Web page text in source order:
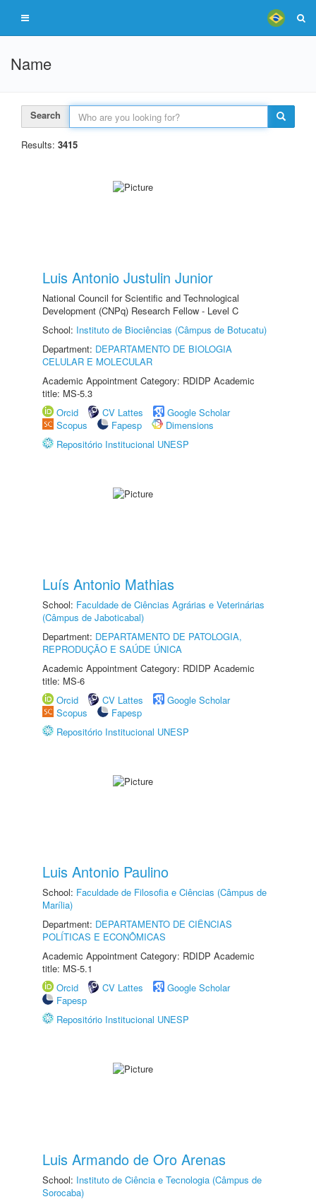
Name
Search
Results: 3415
Luis Antonio Justulin Junior
National Council for Scientific and Technological
Development (CNPq) Research Fellow - Level C
School: Instituto de Biociências (Câmpus de Botucatu)
Department: DEPARTAMENTO DE BIOLOGIA
CELULAR E MOLECULAR
Academic Appointment Category: RDIDP Academic
title: MS-5.3
Orcid
CV Lattes
Google Scholar
Scopus
Fapesp
Dimensions
Repositório Institucional UNESP
Luís Antonio Mathias
School: Faculdade de Ciências Agrárias e Veterinárias
(Câmpus de Jaboticabal)
Department: DEPARTAMENTO DE PATOLOGIA,
REPRODUÇÃO E SAÚDE ÚNICA
Academic Appointment Category: RDIDP Academic
title: MS-6
Orcid
CV Lattes
Google Scholar
Scopus
Fapesp
Repositório Institucional UNESP
Luis Antonio Paulino
School: Faculdade de Filosofia e Ciências (Câmpus de
Marília)
Department: DEPARTAMENTO DE CIÊNCIAS
POLÍTICAS E ECONÔMICAS
Academic Appointment Category: RDIDP Academic
title: MS-5.1
Orcid
CV Lattes
Google Scholar
Fapesp
Repositório Institucional UNESP
Luis Armando de Oro Arenas
School: Instituto de Ciência e Tecnologia (Câmpus de
Sorocaba)